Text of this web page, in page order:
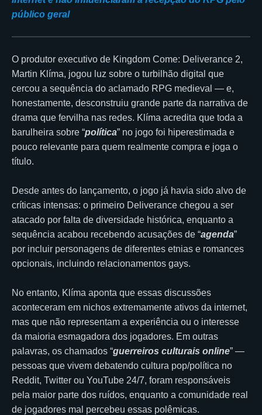
público geral
O produtor executivo de Kingdom Come: Deliverance 2,
Martin Klíma, jogou luz sobre o turbilhão digital que
cercou a sequência do aclamado RPG medieval — e,
honestamente, desconstruiu grande parte da narrativa de
drama que fervilha nas redes. Klíma acredita que toda a
barulheira sobre “política” no jogo foi hiperestimada e
pouco relevante para quem realmente compra e joga o
título.
Desde antes do lançamento, o jogo já havia sido alvo de
críticas intensas: o primeiro Deliverance chegou a ser
atacado por falta de diversidade histórica, enquanto a
sequência acabou recebendo acusações de “agenda”
por incluir personagens de diferentes etnias e romances
opcionais, incluindo relacionamentos gays.
No entanto, Klíma aponta que essas discussões
aconteceram em nichos extremamente ativos da internet,
mas que não representam a experiência ou o interesse
da maioria esmagadora dos jogadores. Em outras
palavras, os chamados “guerreiros culturais online” —
pessoas que vivem debatendo cultura pop/política no
Reddit, Twitter ou YouTube 24/7, foram responsáveis
pela maior parte dos ruídos, enquanto a comunidade real
de jogadores mal percebeu essas polêmicas.